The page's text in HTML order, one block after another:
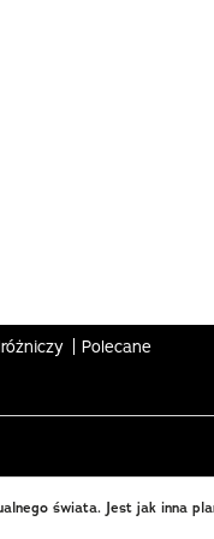
Polecane
świata. Jest jak inna